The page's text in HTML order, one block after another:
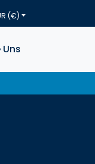
(€)